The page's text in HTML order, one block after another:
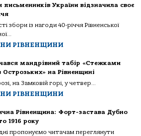
письменників України відзначила своє
збори із нагоди 40-річчя Рівненської
РІВНЕНЩИНИ
мандрівний табір «Стежками
Острозьких» на Рівненщині
на Замковій горі, у четвер...
РІВНЕНЩИНИ
Рівненщина: Форт-застава Дубно
1916 року
пропонуємо читачам переглянути